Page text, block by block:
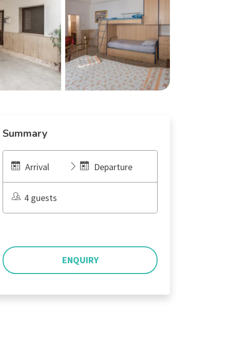
Summary
Arrival Departure
4 guests
ENQUIRY